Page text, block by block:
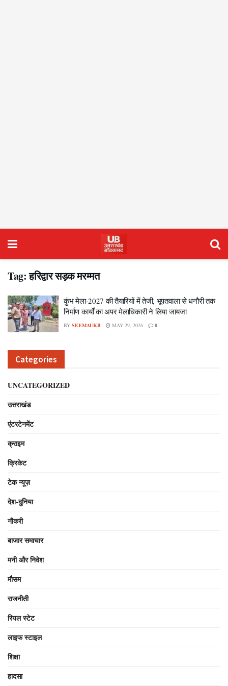
Tag:हरिद्वार सड़क मरम्मत
कुंभ मेला-2027 की तैयारियों में तेजी, भूपतवाला से धनौरी तक
निर्माण कार्यों का अपर मेलाधिकारी ने लिया जायजा
BY SEEMAUKB MAY 29, 2026 0
Categories
UNCATEGORIZED
उत्तराखंड
एंटरटेनमेंट
क्राइम
क्रिकेट
टेक न्यूज़
देश-दुनिया
नौकरी
बाजार समाचार
मनी और निवेश
मौसम
राजनीती
रियल स्टेट
लाइफ स्टाइल
शिक्षा
हादसा